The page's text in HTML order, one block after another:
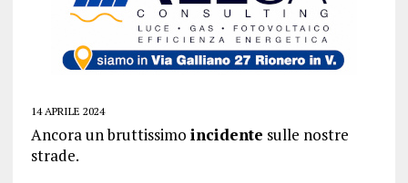
14 APRILE 2024
Ancora un bruttissimo incidente sulle nostre
strade.